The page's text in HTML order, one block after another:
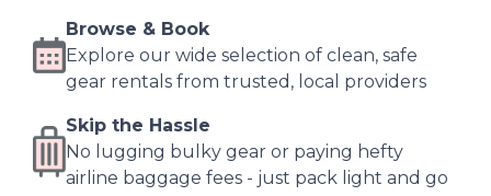
Browse & Book
Explore our wide selection of clean, safe
gear rentals from trusted, local providers
Skip the Hassle
No lugging bulky gear or paying hefty
airline baggage fees - just pack light and go